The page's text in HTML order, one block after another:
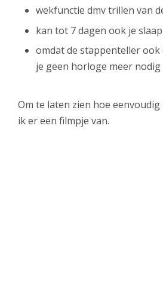
wekfunctie dmv trillen van
kan tot 7 dagen ook je
omdat de stappenteller ook
je geen horloge meer nodig
Om te laten zien hoe
ik er een filmpje van.